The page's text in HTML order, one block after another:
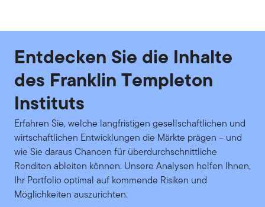
Entdecken Sie die Inhalte
des Franklin Templeton
Instituts
Erfahren Sie, welche langfristigen gesellschaftlichen und
wirtschaftlichen Entwicklungen die Märkte prägen – und
wie Sie daraus Chancen für überdurchschnittliche
Renditen ableiten können. Unsere Analysen helfen Ihnen,
Ihr Portfolio optimal auf kommende Risiken und
Möglichkeiten auszurichten.